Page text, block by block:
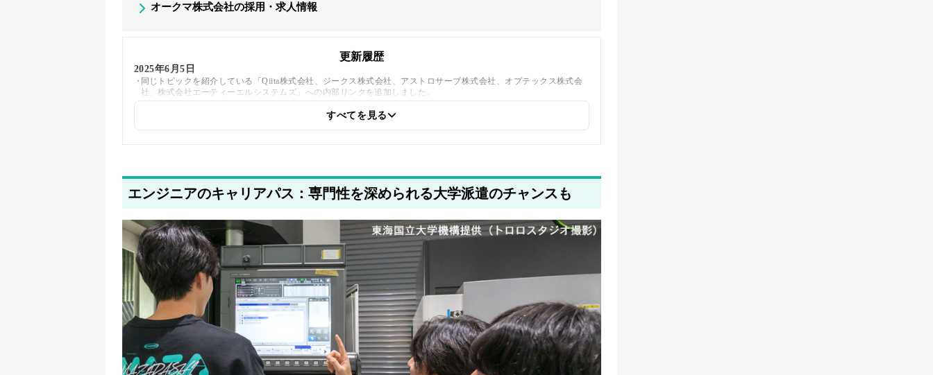
オークマ株式会社の採用・求人情報
更新履歴
2025年6月5日
同じトピックを紹介している「Qiita株式会社、ジークス株式会社、アストロサーブ株式会社、オプテックス株式会
社、株式会社エーティーエルシステムズ」への内部リンクを追加しました。
2025年5月26日
2025年5月21日
著者情報の変更を行いました
すべてを見る
エンジニアのキャリアパス：専門性を深められる大学派遣のチャンスも